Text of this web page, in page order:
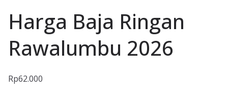
Harga Baja Ringan
Rawalumbu 2026
Rp62.000